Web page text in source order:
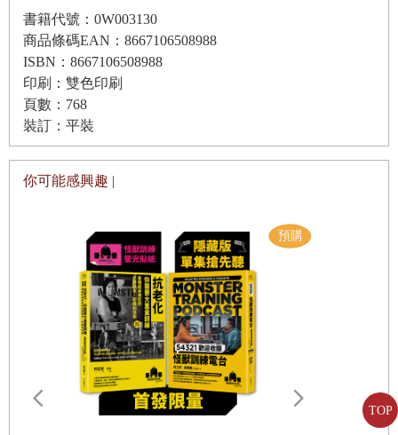
TOP
跡吧／水溝裡的昆蟲／聚集在夜晚燈光下的昆蟲／蛾
不同呢？／到庭院裡來的昆蟲／田野山間看得到的昆蟲／蝴蝶
牠們喜愛的顏色吧／蝴蝶—採集並就近觀察吧／身邊看得到的蜂類／
蜜蜂 ——牠們的社會生活／蜂類
蛻／蟬 —牠們的生態／聚集在一株植物上的昆蟲／尋找雜木林裡的昆
蟲吧／聚集在樹液上的昆蟲／獨角仙——獨角的強者／鍬形蟲——大
顎的擁有者／日銅鑼花金龜與鰓角金龜
蟲吧／昆蟲的越冬／側耳傾聽蟲鳴聲吧／來觀察鳴叫的方式吧／水生
在水中生活的昆蟲／水生昆蟲——採集並就近觀察吧／蜻蜓
各種產卵方式／拍照的方法／生物月曆／去雜木林找昆蟲
聚集在小河邊的鳥翼蝶
觀察時的用具與服裝／來觀察鳥的羽毛吧／來觀察飛行的方式吧／進
食的方式與喙／各式各樣的腳形／鳥的特有動作／擁有奇特習性的鳥
書籍代號：0W003130
商品條碼EAN：8667106508988
ISBN：8667106508988
印刷：雙色印刷
頁數：768
裝訂：平裝
你可能感興趣 |